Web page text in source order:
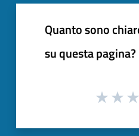
Quanto sono
su questa pagina?